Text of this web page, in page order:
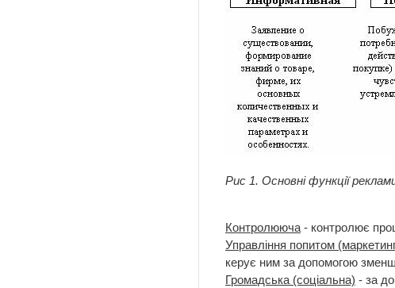
Рис 1. Основні функції
Контролююча - контролює
Управління попитом
керує ним за допомогою
Громадська (соціальна) - за